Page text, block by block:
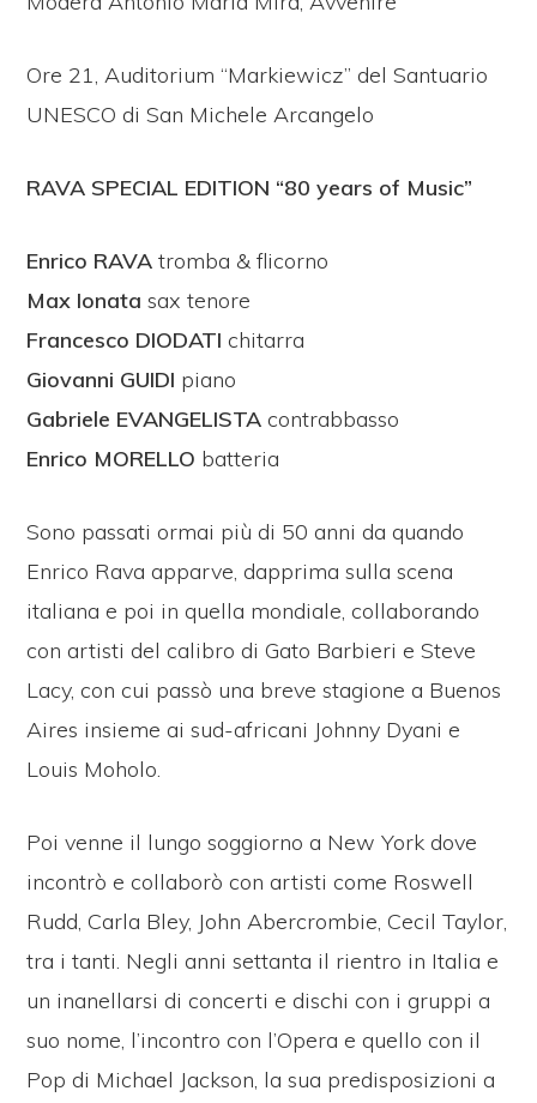
Ore 21, Auditorium “Markiewicz” del Santuario
UNESCO di San Michele Arcangelo
RAVA SPECIAL EDITION “80 years of Music”
Enrico RAVAtromba & flicorno
Max Ionata sax tenore
Francesco DIODATI chitarra
Giovanni GUIDI piano
Gabriele EVANGELISTA contrabbasso
Enrico MORELLO batteria
Sono passati ormai più di 50 anni da quando
Enrico Rava apparve, dapprima sulla scena
italiana e poi in quella mondiale, collaborando
con artisti del calibro di Gato Barbieri e Steve
Lacy, con cui passò una breve stagione a Buenos
Aires insieme ai sud-africani Johnny Dyani e
Louis Moholo.
Poi venne il lungo soggiorno a New York dove
incontrò e collaborò con artisti come Roswell
Rudd, Carla Bley, John Abercrombie, Cecil Taylor,
tra i tanti. Negli anni settanta il rientro in Italia e
un inanellarsi di concerti e dischi con i gruppi a
suo nome, l’incontro con l’Opera e quello con il
Pop di Michael Jackson, la sua predisposizioni a